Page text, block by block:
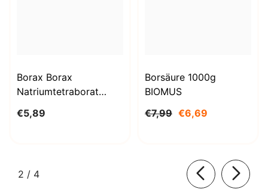
Borax Borax
Natriumtetraborat
STANLAB
€5,89
Borsäure 1000g
BIOMUS
€7,99 €6,69
2 / von
4